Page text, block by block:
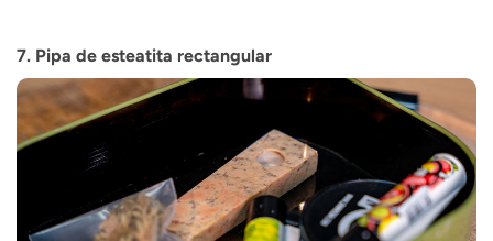
7. Pipa de esteatita rectangular